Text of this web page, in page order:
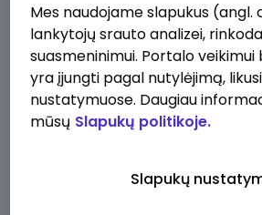
prieš 10 val.
IT sprendimų architektas (-ė)
JSC Lithuanian Railways
Mes naudojame slapukus (angl.
lankytojų srauto analizei,
suasmeninimui. Portalo veikimui
yra įjungti pagal nutylėjimą,
nustatymuose. Daugiau
mūsų Slapukų politikoje.
Slapukų